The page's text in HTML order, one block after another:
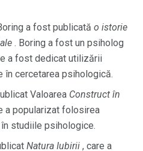
a fost publicată o istorie
. Boring a fost un psiholog
a fost dedicat utilizării
în cercetarea psihologică.
Valoarea Construct în
a popularizat folosirea
în studiile psihologice.
Natura Iubirii , care a